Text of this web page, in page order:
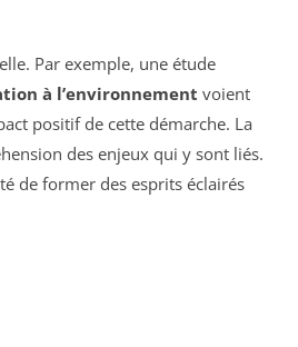
Par exemple, une étude
à l’environnement voient
positif de cette démarche. La
des enjeux qui y sont liés.
de former des esprits éclairés